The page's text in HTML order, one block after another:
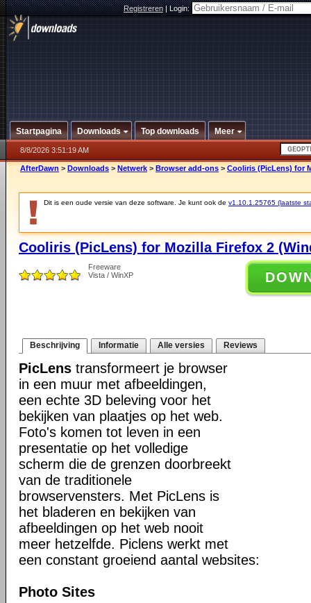
Registreren|Login:
Startpagina Downloads Top downloads Meer
8/8/2026 3:51:19 AM
AfterDawn > Downloads > Netwerk > Browser add-ons > Cooliris (PicLens) for
Dit is een oude versie van deze software. Je kunt ook de v1.10.1.25765 (laatste
Cooliris (PicLens) for Mozilla Firefox 2
Freeware
Vista / WinXP
Beschrijving Informatie Alle versies Reviews
PicLens transformeert je browser
in een muur met afbeeldingen,
een echte 3D beleving voor het
bekijken van plaatjes op het web.
Foto's komen tot leven in een
presentatie op het volledige
scherm die de grenzen doorbreekt
van de traditionele
browservensters. Met PicLens is
het bladeren en bekijken van
afbeeldingen op het web nooit
meer hetzelfde. Piclens werkt met
een constant groeiend aantal websites:
Photo Sites